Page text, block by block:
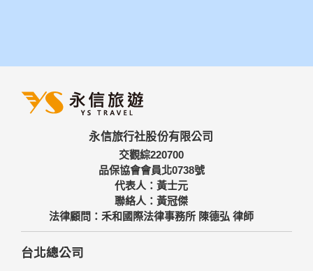
永信旅行社股份有限公司
交觀綜220700
品保協會會員北0738號
代表人：黃士元
聯絡人：黃冠傑
法律顧問：禾和國際法律事務所 陳德弘 律師
台北總公司